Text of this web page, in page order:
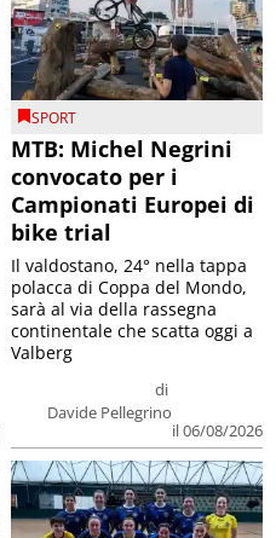
SPORT
MTB: Michel Negrini
convocato per i
Campionati Europei di
bike trial
di
Davide Pellegrino
il 06/08/2026
Il valdostano, 24° nella tappa
polacca di Coppa del Mondo,
sarà al via della rassegna
continentale che scatta oggi a
Valberg